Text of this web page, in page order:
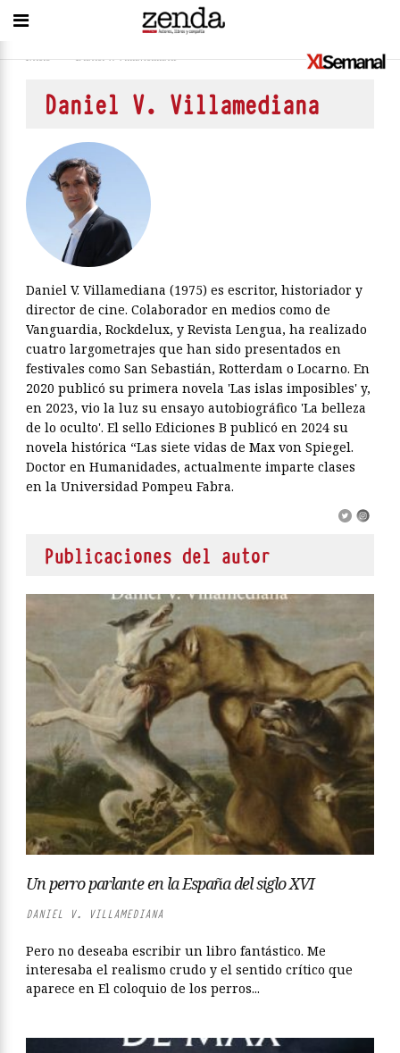
Inicio > Daniel V. Villamediana
Daniel V. Villamediana
Daniel V. Villamediana (1975) es escritor, historiador y
director de cine. Colaborador en medios como de
Vanguardia, Rockdelux, y Revista Lengua, ha realizado
cuatro largometrajes que han sido presentados en
festivales como San Sebastián, Rotterdam o Locarno. En
2020 publicó su primera novela 'Las islas imposibles' y,
en 2023, vio la luz su ensayo autobiográfico 'La belleza
de lo oculto'. El sello Ediciones B publicó en 2024 su
novela histórica “Las siete vidas de Max von Spiegel.
Doctor en Humanidades, actualmente imparte clases
en la Universidad Pompeu Fabra.
Publicaciones del autor
Un perro parlante en la España del siglo XVI
DANIEL V. VILLAMEDIANA
Pero no deseaba escribir un libro fantástico. Me
interesaba el realismo crudo y el sentido crítico que
aparece en El coloquio de los perros...